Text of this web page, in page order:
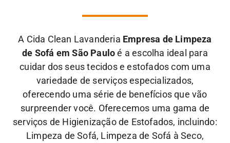
A Cida Clean Lavanderia Empresa de Limpeza
de Sofá em São Pauloé a escolha ideal para
cuidar dos seus tecidos e estofados com uma
variedade de serviços especializados,
oferecendo uma série de benefícios que vão
surpreender você. Oferecemos uma gama de
serviços de Higienização de Estofados, incluindo:
Limpeza de Sofá, Limpeza de Sofá à Seco,